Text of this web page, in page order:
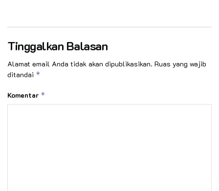
Tinggalkan Balasan
Alamat email Anda tidak akan dipublikasikan. Ruas yang wajib
ditandai *
Komentar *